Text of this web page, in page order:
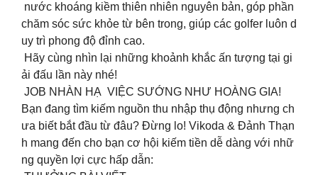
nước khoáng kiềm thiên nhiên nguyên bản, góp phần
chăm sóc sức khỏe từ bên trong, giúp các golfer luôn d
uy trì phong độ đỉnh cao.
Hãy cùng nhìn lại những khoảnh khắc ấn tượng tại gi
ải đấu lần này nhé!
JOB NHÀN HẠ VIỆC SƯỚNG NHƯ HOÀNG GIA!
Bạn đang tìm kiếm nguồn thu nhập thụ động nhưng ch
ưa biết bắt đầu từ đâu? Đừng lo! Vikoda & Đảnh Thạn
h mang đến cho bạn cơ hội kiếm tiền dễ dàng với nhữ
ng quyền lợi cực hấp dẫn: